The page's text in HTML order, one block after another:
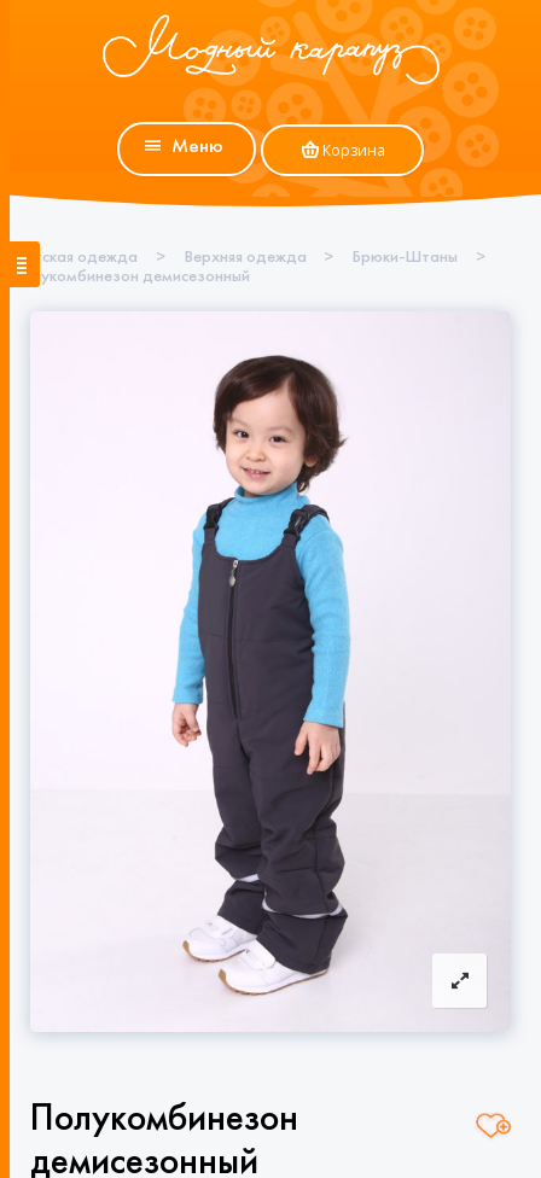
Меню Корзина
Детская одежда > Верхняя одежда > Брюки-Штаны
>
Полукомбинезон демисезонный
Полукомбинезон
демисезонный